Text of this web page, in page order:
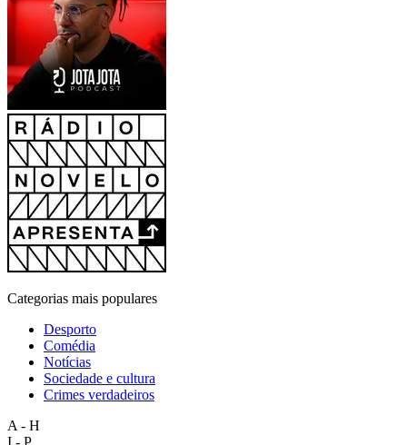
Categorias mais populares
Desporto
Comédia
Notícias
Sociedade e cultura
Crimes verdadeiros
A - H
I - P